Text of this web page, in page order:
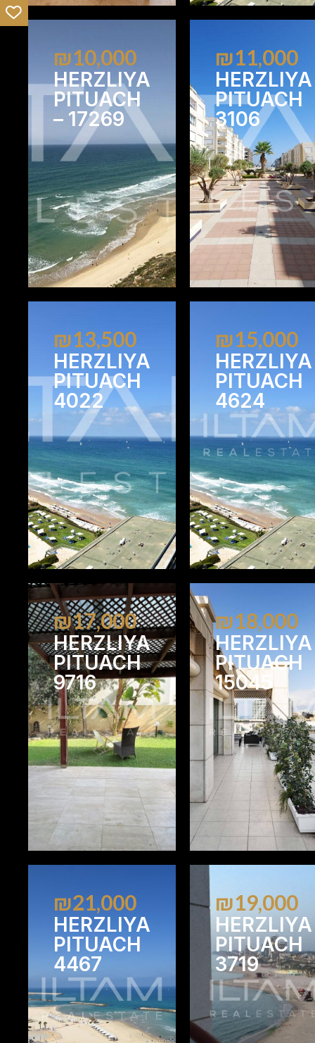
₪10,000
HERZLIYA
PITUACH
– 17269
₪11,000
HERZLIYA
PITUACH
3106
2
₪13,500
HERZLIYA
PITUACH
4022
1
₪15,000
HERZLIYA
PITUACH
4624
1 2
₪17,000
HERZLIYA
PITUACH
9716
4 3
₪18,000
HERZLIYA
PITUACH
15045
2
₪21,000
HERZLIYA
PITUACH
4467
1 1
₪19,000
HERZLIYA
PITUACH
3719
2 2